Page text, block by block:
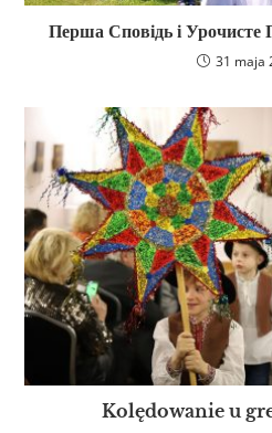
Перша Сповідь і Урочисте
31 maja
Kolędowanie u